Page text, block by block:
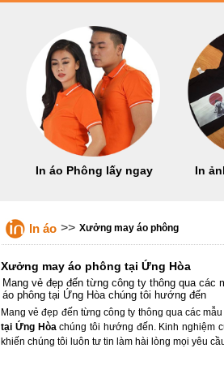
In áo Phông lấy ngay In
In áo >> Xưởng may áo phông
Xưởng may áo phông tại Ứng Hòa
Mang vẻ đẹp đến từng công ty thông qua
áo phông tại Ứng Hòa chúng tôi hướng đến
Mang vẻ đẹp đến từng công ty thông qua các
tại Ứng Hòachúng tôi hướng đến. Kinh nghiệm
khiến chúng tôi luôn tư tin làm hài lòng mọi yêu